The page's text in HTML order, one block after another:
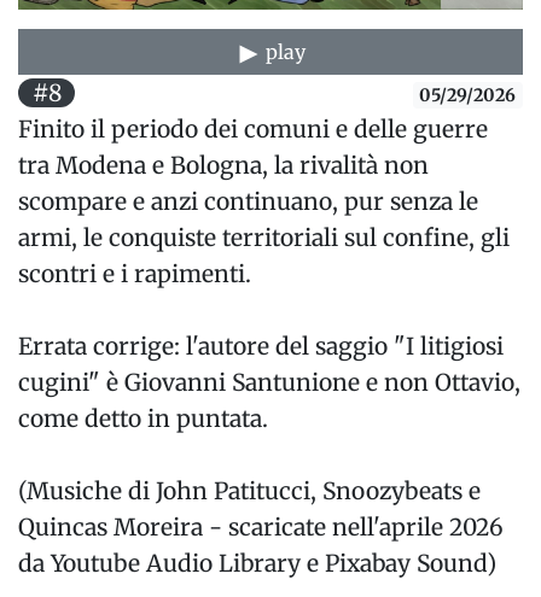
play
#8 05/29/2026
Finito il periodo dei comuni e delle guerre
tra Modena e Bologna, la rivalità non
scompare e anzi continuano, pur senza le
armi, le conquiste territoriali sul confine, gli
scontri e i rapimenti.
Errata corrige: l'autore del saggio "I litigiosi
cugini" è Giovanni Santunione e non Ottavio,
come detto in puntata.
(Musiche di John Patitucci, Snoozybeats e
Quincas Moreira - scaricate nell'aprile 2026
da Youtube Audio Library e Pixabay Sound)